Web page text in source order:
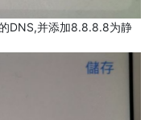
DNS,并添加8.8.8.8为静